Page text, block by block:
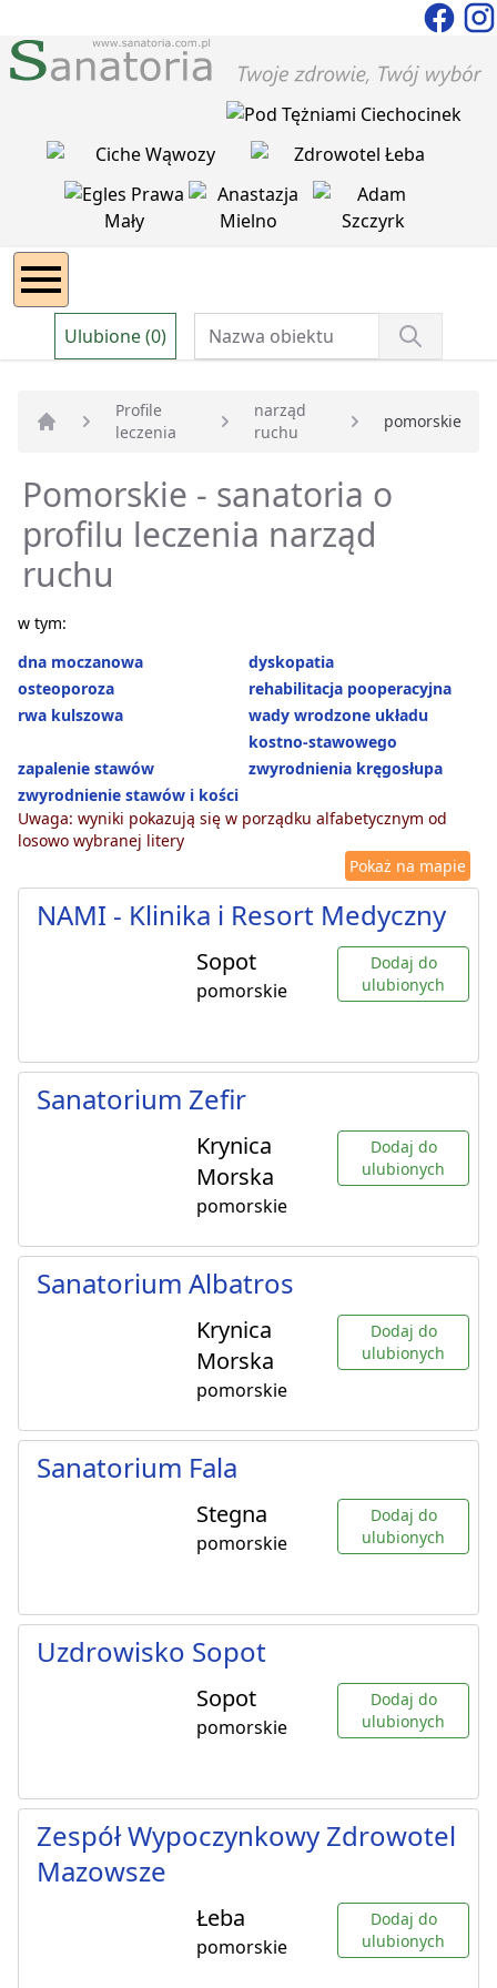
Ulubione (0)
Strona główna
Profile
leczenia
narząd
ruchu
pomorskie
Pomorskie - sanatoria o
profilu leczenia narząd
ruchu
w tym:
dna moczanowa
dyskopatia
osteoporoza
rehabilitacja pooperacyjna
rwa kulszowa
wady wrodzone układu
kostno-stawowego
zapalenie stawów
zwyrodnienia kręgosłupa
zwyrodnienie stawów i kości
Uwaga: wyniki pokazują się w porządku alfabetycznym od
losowo wybranej litery
Pokaż na mapie
NAMI - Klinika i Resort Medyczny
Sopot
pomorskie
Dodaj do
ulubionych
Sanatorium Zefir
Krynica
Morska
pomorskie
Dodaj do
ulubionych
Sanatorium Albatros
Krynica
Morska
pomorskie
Dodaj do
ulubionych
Sanatorium Fala
Stegna
pomorskie
Dodaj do
ulubionych
Uzdrowisko Sopot
Sopot
pomorskie
Dodaj do
ulubionych
Zespół Wypoczynkowy Zdrowotel
Mazowsze
Łeba
pomorskie
Dodaj do
ulubionych